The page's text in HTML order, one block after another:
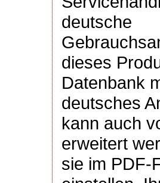
deutsche
dieses
Datenbank
deutsches
kann auch
erweitert
sie im PDF-